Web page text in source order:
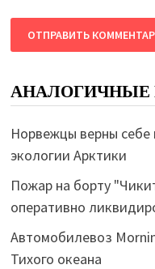
Норвежцы верны
экологии Арктики
Пожар на борту
оперативно
Автомобилевоз
Тихого океана